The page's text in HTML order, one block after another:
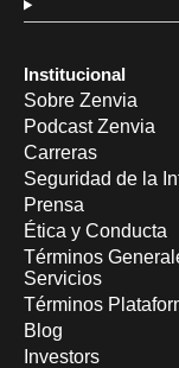
Institucional
Sobre Zenvia
Podcast Zenvia
Carreras
Seguridad de la
Prensa
Ética y Conducta
Términos
Servicios
Términos
Blog
Investors